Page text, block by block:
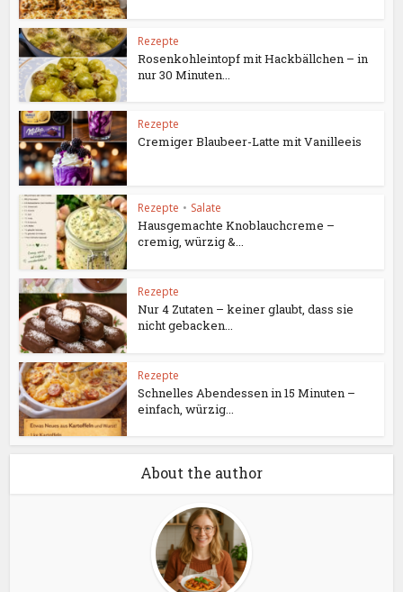
Rezepte
Rosenkohleintopf mit Hackbällchen – in
nur 30 Minuten...
Rezepte
Cremiger Blaubeer-Latte mit Vanilleeis
Rezepte • Salate
Hausgemachte Knoblauchcreme –
cremig, würzig &...
Rezepte
Nur 4 Zutaten – keiner glaubt, dass sie
nicht gebacken...
Rezepte
Schnelles Abendessen in 15 Minuten –
einfach, würzig...
About the author